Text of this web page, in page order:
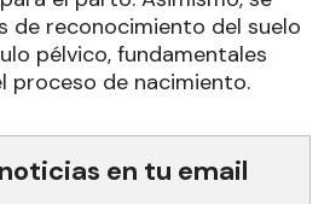
de reconocimiento del suelo
pélvico, fundamentales
proceso de nacimiento.
en tu email